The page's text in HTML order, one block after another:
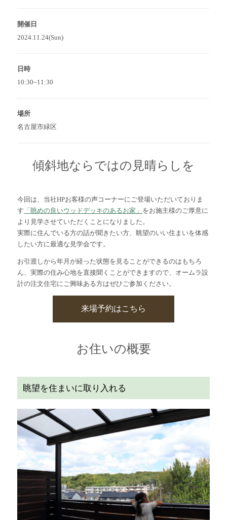
開催日
2024.11.24(Sun)
日時
10:30~11:30
場所
名古屋市緑区
傾斜地ならではの見晴らしを
今回は、当社HPお客様の声コーナーにご登場いただいておりま
す 「眺めの良いウッドデッキのあるお家」 をお施主様のご厚意に
より見学させていただくことになりました。
実際に住んでいる方の話が聞きたい方、眺望のいい住まいを体感
したい方に最適な見学会です。
お引渡しから年月が経った状態を見ることができるのはもちろ
ん、実際の住み心地を直接聞くことができますので、オームラ設
計の注文住宅にご興味ある方はぜひご参加ください。
来場予約はこちら
お住いの概要
眺望を住まいに取り入れる